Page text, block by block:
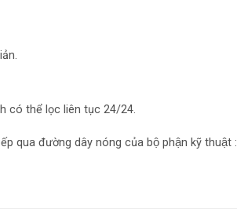
có thể lọc liên tục 24/24.
qua đường dây nóng của bộ phận kỹ thuật :